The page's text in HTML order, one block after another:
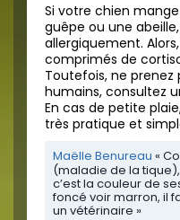
Si votre chien
guêpe ou une
allergiquement.
comprimés de
Toutefois, ne
humains, consultez
En cas de petite
très pratique et
Maëlle Benureau «
(maladie de la
c’est la couleur de
foncé voir marron, il
un vétérinaire »